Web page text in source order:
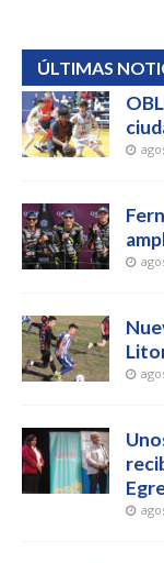
ÚLTIMAS